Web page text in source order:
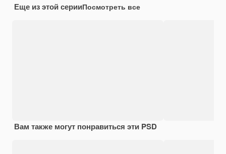
Еще из этой серииПосмотреть все
Вам также могут понравиться эти PSD